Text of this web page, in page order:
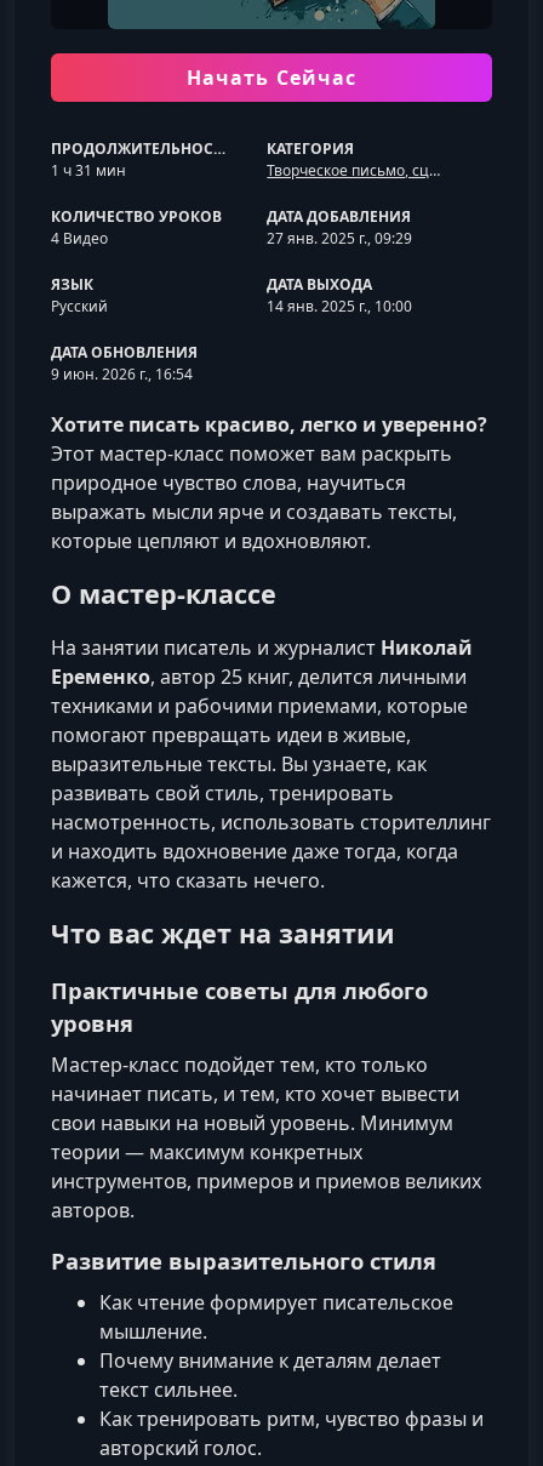
Начать Сейчас
ПРОДОЛЖИТЕЛЬНОСТЬ
1 ч 31 мин
КАТЕГОРИЯ
Творческое письмо, сценарии и авторский стиль
КОЛИЧЕСТВО УРОКОВ
4 Видео
ДАТА ДОБАВЛЕНИЯ
27 янв. 2025 г., 09:29
ЯЗЫК
Русский
ДАТА ВЫХОДА
14 янв. 2025 г., 10:00
ДАТА ОБНОВЛЕНИЯ
9 июн. 2026 г., 16:54
Хотите писать красиво, легко и уверенно?
Этот мастер‑класс поможет вам раскрыть
природное чувство слова, научиться
выражать мысли ярче и создавать тексты,
которые цепляют и вдохновляют.
О мастер‑классе
На занятии писатель и журналист Николай
Еременко, автор 25 книг, делится личными
техниками и рабочими приемами, которые
помогают превращать идеи в живые,
выразительные тексты. Вы узнаете, как
развивать свой стиль, тренировать
насмотренность, использовать сторителлинг
и находить вдохновение даже тогда, когда
кажется, что сказать нечего.
Что вас ждет на занятии
Практичные советы для любого
уровня
Мастер‑класс подойдет тем, кто только
начинает писать, и тем, кто хочет вывести
свои навыки на новый уровень. Минимум
теории — максимум конкретных
инструментов, примеров и приемов великих
авторов.
Развитие выразительного стиля
Как чтение формирует писательское
мышление.
Почему внимание к деталям делает
текст сильнее.
Как тренировать ритм, чувство фразы и
авторский голос.